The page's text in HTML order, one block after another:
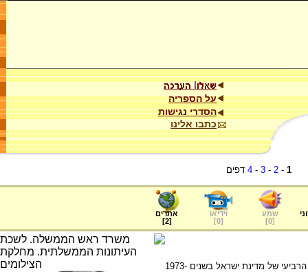
על הספריה
הסדרי נגישות
כתבו אלינו
1
-
2
-
3
-
4 דפים
שמע
[
0
]
וידיאו
[
0
]
אתרים
[
2
]
פרופ' אפרים קציר (נולד בשנת 1916), הנשיא הרביעי של מדינת ישראל בשנים 1973-